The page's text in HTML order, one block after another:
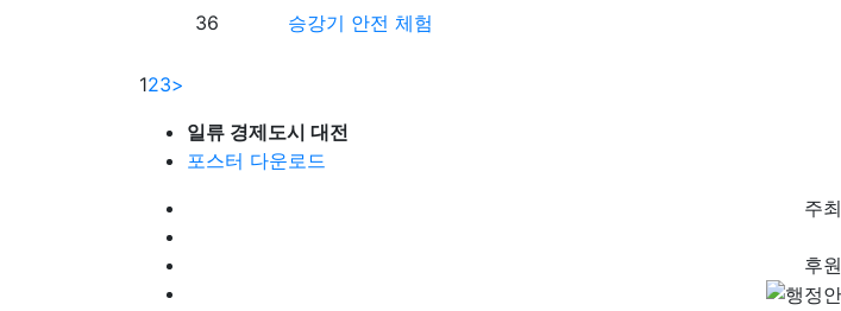
36 승강기 안전 체험
123>
일류 경제도시 대전
포스터 다운로드
주최
후원